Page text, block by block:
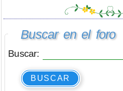
Buscar en el foro
Buscar:
BUSCAR